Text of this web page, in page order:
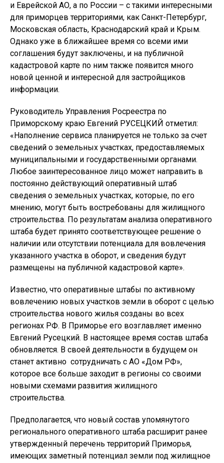
и Еврейской АО, а по России – с такими интересными
для приморцев территориями, как Санкт-Петербург,
Московская область, Краснодарский край и Крым.
Однако уже в ближайшее время со всеми ими
соглашения будут заключены, и на публичной
кадастровой карте по ним также появится много
новой ценной и интересной для застройщиков
информации.
Руководитель Управления Росреестра по
Приморскому краю Евгений РУСЕЦКИЙ отметил:
«Наполнение сервиса планируется не только за счет
сведений о земельных участках, предоставляемых
муниципальными и государственными органами.
Любое заинтересованное лицо может направить в
постоянно действующий оперативный штаб
сведения о земельных участках, которые, по его
мнению, могут быть востребованы для жилищного
строительства. По результатам анализа оперативного
штаба будет принято соответствующее решение о
наличии или отсутствии потенциала для вовлечения
указанного участка в оборот, и сведения будут
размещены на публичной кадастровой карте».
Известно, что оперативные штабы по активному
вовлечению новых участков земли в оборот с целью
строительства нового жилья созданы во всех
регионах РФ. В Приморье его возглавляет именно
Евгений Русецкий. В настоящее время состав штаба
обновляется. В своей деятельности в будущем он
станет активно сотрудничать с АО «Дом РФ»,
которое все больше заходит в регионы со своими
новыми схемами развития жилищного
строительства.
Предполагается, что новый состав упомянутого
регионального оперативного штаба расширит ранее
утвержденный перечень территорий Приморья,
имеющих заметный потенциал земли под жилищное